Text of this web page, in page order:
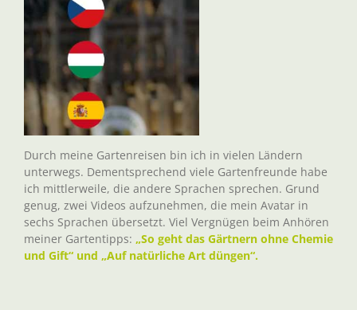
Durch meine Gartenreisen bin ich in vielen Ländern
unterwegs. Dementsprechend viele Gartenfreunde habe
ich mittlerweile, die andere Sprachen sprechen. Grund
genug, zwei Videos aufzunehmen, die mein Avatar in
sechs Sprachen übersetzt. Viel Vergnügen beim Anhören
meiner Gartentipps: „So geht das Gärtnern ohne Chemie
und Gift“ und „Auf natürliche Art düngen“.